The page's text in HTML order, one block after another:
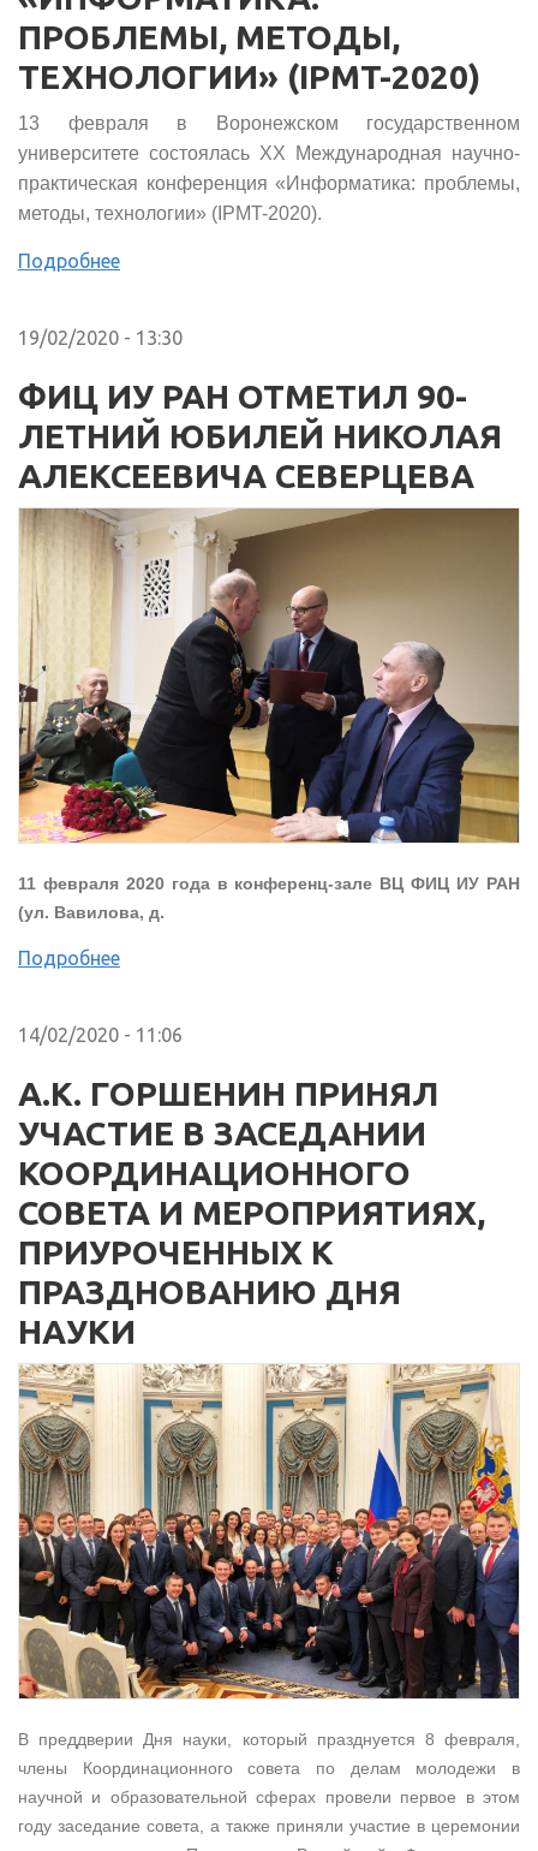
ПРОБЛЕМЫ, МЕТОДЫ,
ТЕХНОЛОГИИ» (IPMT-2020)
13 февраля в Воронежском государственном
университете состоялась XX Международная научно-
практическая конференция «Информатика: проблемы,
методы, технологии» (IPMT-2020).
Подробнее
19/02/2020 - 13:30
ФИЦ ИУ РАН ОТМЕТИЛ 90-
ЛЕТНИЙ ЮБИЛЕЙ НИКОЛАЯ
АЛЕКСЕЕВИЧА СЕВЕРЦЕВА
11 февраля 2020 года в конференц-зале ВЦ ФИЦ ИУ РАН
(ул. Вавилова, д.
Подробнее
14/02/2020 - 11:06
А.К. ГОРШЕНИН ПРИНЯЛ
УЧАСТИЕ В ЗАСЕДАНИИ
КООРДИНАЦИОННОГО
СОВЕТА И МЕРОПРИЯТИЯХ,
ПРИУРОЧЕННЫХ К
ПРАЗДНОВАНИЮ ДНЯ
НАУКИ
В преддверии Дня науки, который празднуется 8 февраля,
члены Координационного совета по делам молодежи в
научной и образовательной сферах провели первое в этом
году заседание совета, а также приняли участие в церемонии